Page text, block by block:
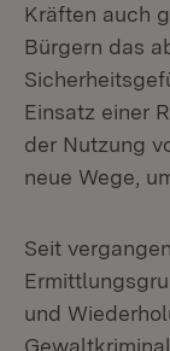
Kräften auch
Bürgern das
Einsatz einer
der Nutzung
neue Wege,
Seit
und